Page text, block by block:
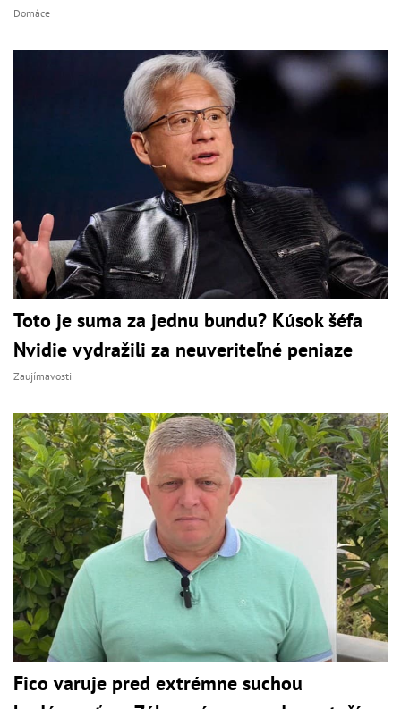
Domáce
Toto je suma za jednu bundu? Kúsok šéfa
Nvidie vydražili za neuveriteľné peniaze
Zaujímavosti
Fico varuje pred extrémne suchou